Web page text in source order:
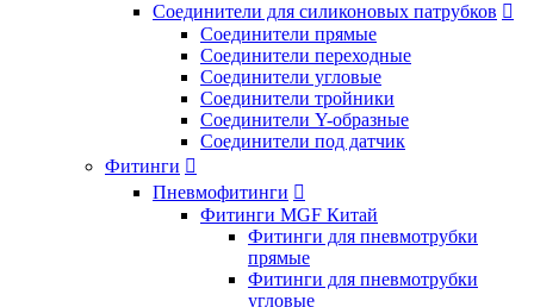
Соединители для силиконовых патрубков 
Соединители прямые
Соединители переходные
Соединители угловые
Соединители тройники
Соединители Y-образные
Соединители под датчик
Фитинги 
Пневмофитинги 
Фитинги MGF Китай
Фитинги для пневмотрубки
прямые
Фитинги для пневмотрубки
угловые